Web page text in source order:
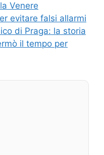
Venere
evitare falsi allarmi
di Praga: la storia
il tempo per